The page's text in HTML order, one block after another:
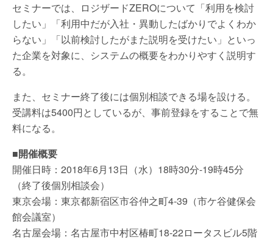
セミナーでは、ロジザードZEROについて「利用を検討
したい」「利用中だが入社・異動したばかりでよくわか
らない」「以前検討したがまた説明を受けたい」といっ
た企業を対象に、システムの概要をわかりやすく説明す
る。
また、セミナー終了後には個別相談できる場を設ける。
受講料は5400円としているが、事前登録をすることで無
料になる。
■開催概要
開催日時：2018年6月13日（水）18時30分-19時45分
（終了後個別相談会）
東京会場：東京都新宿区市谷仲之町4-39（市ケ谷健保会
館会議室）
名古屋会場：名古屋市中村区椿町18-22ロータスビル5階